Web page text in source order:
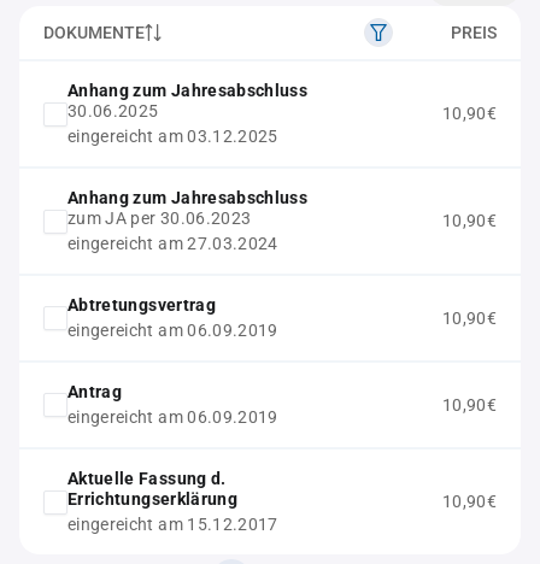
DOKUMENTE PREIS
Anhang zum Jahresabschluss
30.06.2025
eingereicht am 03.12.2025
10,90€
Anhang zum Jahresabschluss
zum JA per 30.06.2023
eingereicht am 27.03.2024
10,90€
Abtretungsvertrag
eingereicht am 06.09.2019
10,90€
Antrag
eingereicht am 06.09.2019
10,90€
Aktuelle Fassung d.
Errichtungserklärung
eingereicht am 15.12.2017
10,90€